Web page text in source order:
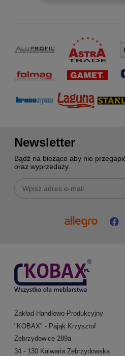
Newsletter
Bądź na bieżąco aby nie
oraz wyprzedaży.
Zakład Handlowo-Produkcyjny
"KOBAX" - Pająk Krzysztof
Zebrzydowice 289a
34 - 130 Kalwaria Zebrzydowska